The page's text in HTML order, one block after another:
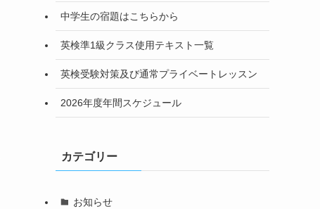
中学生の宿題はこちらから
英検準1級クラス使用テキスト一覧
英検受験対策及び通常プライベートレッスン
2026年度年間スケジュール
カテゴリー
お知らせ